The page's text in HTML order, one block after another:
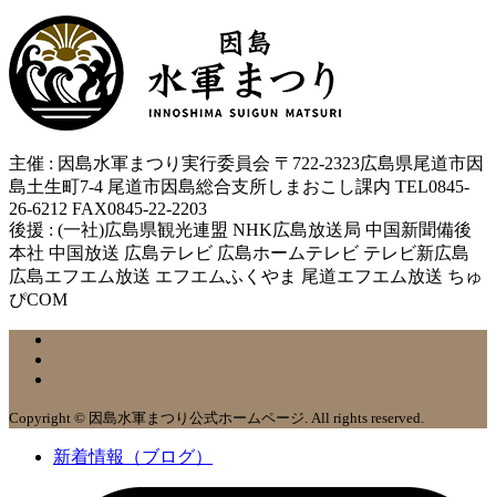
主催 : 因島水軍まつり実行委員会 〒722-2323広島県尾道市因
島土生町7-4 尾道市因島総合支所しまおこし課内 TEL0845-
26-6212 FAX0845-22-2203
後援 : (一社)広島県観光連盟 NHK広島放送局 中国新聞備後
本社 中国放送 広島テレビ 広島ホームテレビ テレビ新広島
広島エフエム放送 エフエムふくやま 尾道エフエム放送 ちゅ
ぴCOM
Copyright © 因島水軍まつり公式ホームページ. All rights reserved.
新着情報（ブログ）